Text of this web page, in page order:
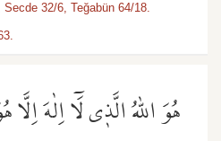
Secde 32/6, Teğabün 64/18.
هُوَ اللّٰهُ الَّذ۪ي لَٓا اِلٰهَ